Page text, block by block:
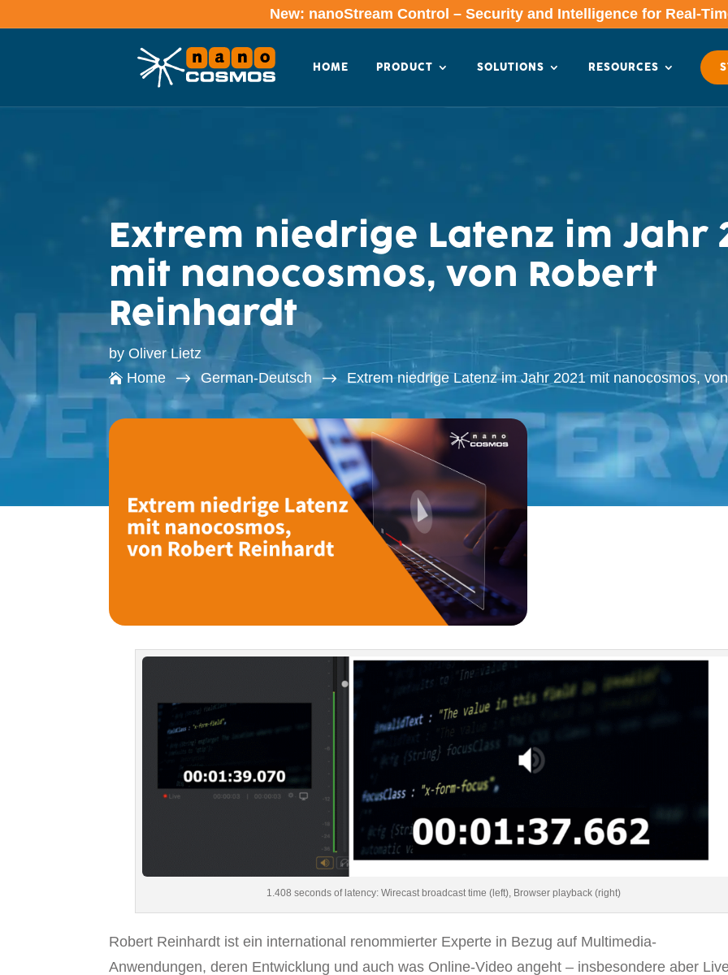
New: nanoStream Control – Security and Intelligence for Real-
HOME PRODUCT SOLUTIONS RESOURCES
Extrem niedrige Latenz im Jahr
mit nanocosmos, von Robert
Reinhardt
byOliver Lietz
 Home $ German-Deutsch $ Extrem niedrige Latenz im Jahr 2021 mit nanocosmos,
1.408 seconds of latency: Wirecast broadcast time (left), Browser playback (right)
Robert Reinhardt ist ein international renommierter Experte in Bezug auf Multimedia-
Anwendungen, deren Entwicklung und auch was Online-Video angeht – insbesondere aber